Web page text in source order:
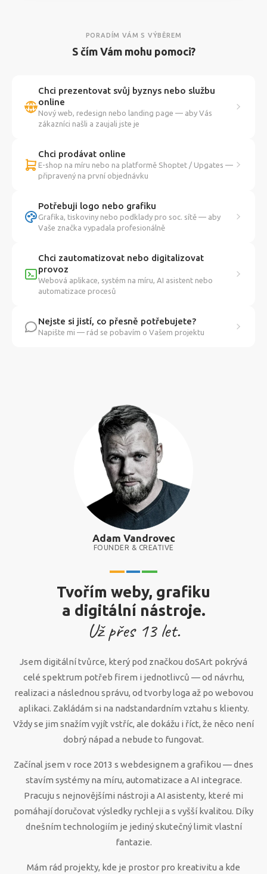
PORADÍM VÁM S VÝBĚREM
S čím Vám mohu pomoci?
Chci prezentovat svůj byznys nebo službu
online
Nový web, redesign nebo landing page — aby Vás
zákazníci našli a zaujali jste je
Chci prodávat online
E-shop na míru nebo na platformě Shoptet / Upgates —
připravený na první objednávku
Potřebuji logo nebo grafiku
Grafika, tiskoviny nebo podklady pro soc. sítě — aby
Vaše značka vypadala profesionálně
Chci zautomatizovat nebo digitalizovat
provoz
Webová aplikace, systém na míru, AI asistent nebo
automatizace procesů
Nejste si jistí, co přesně potřebujete?
Napište mi — rád se pobavím o Vašem projektu
Adam Vandrovec
FOUNDER & CREATIVE
Tvořím weby, grafiku
a digitální nástroje.
Už přes 13let.
Jsem digitální tvůrce, který pod značkou doSArt pokrývá
celé spektrum potřeb firem i jednotlivců — od návrhu,
realizaci a následnou správu, od tvorby loga až po webovou
aplikaci. Zakládám si na nadstandardním vztahu s klienty.
Vždy se jim snažím vyjít vstříc, ale dokážu i říct, že něco není
dobrý nápad a nebude to fungovat.
Začínal jsem v roce 2013 s webdesignem a grafikou — dnes
stavím systémy na míru, automatizace a AI integrace.
Pracuju s nejnovějšími nástroji a AI asistenty, které mi
pomáhají doručovat výsledky rychleji a s vyšší kvalitou. Díky
dnešním technologiím je jediný skutečný limit vlastní
fantazie.
Mám rád projekty, kde je prostor pro kreativitu a kde